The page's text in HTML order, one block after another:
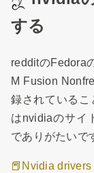
する
redditのFedora
M Fusion
録されているこ
はnvidiaのサイ
でありがたいで
📕Nvidia